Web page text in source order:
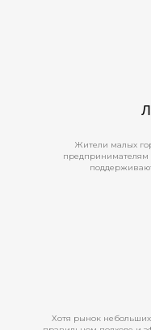
Жители малых
предпринимателям
Хотя рынок